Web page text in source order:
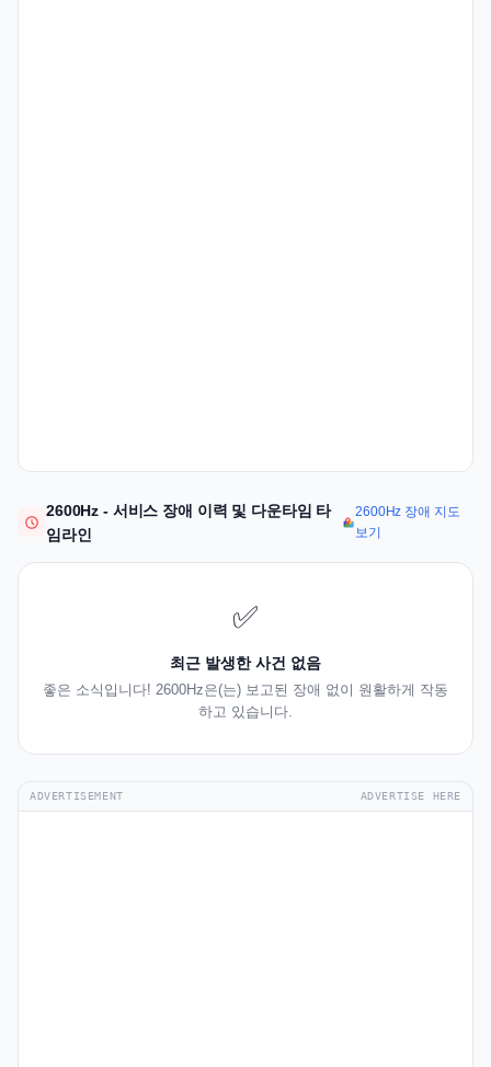
2600Hz - 서비스 장애 이력 및 다운타임 타
임라인
2600Hz 장애 지도
보기
✅
최근 발생한 사건 없음
좋은 소식입니다! 2600Hz은(는) 보고된 장애 없이 원활하게 작동
하고 있습니다.
ADVERTISEMENT ADVERTISE HERE